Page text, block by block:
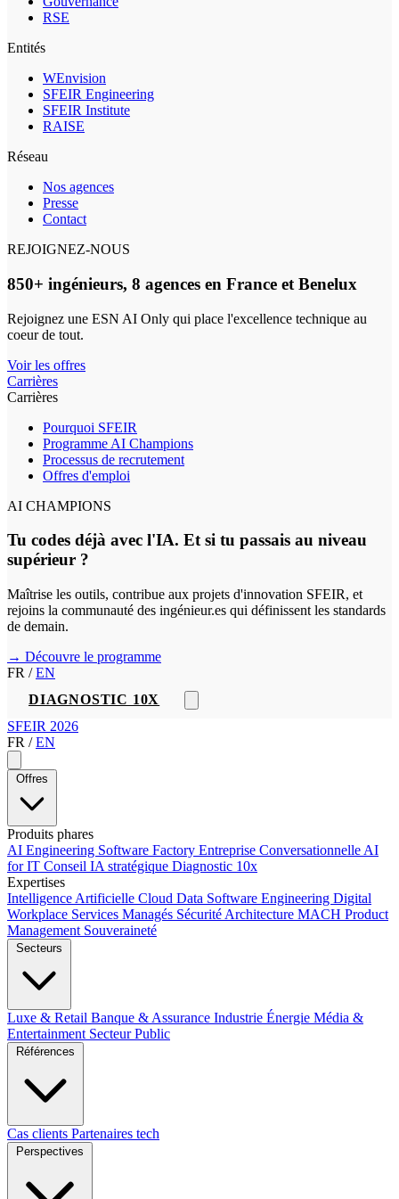
RSE
Entités
WEnvision
SFEIR Engineering
SFEIR Institute
RAISE
Réseau
Nos agences
Presse
Contact
REJOIGNEZ-NOUS
850+ ingénieurs, 8 agences en France et Benelux
Rejoignez une ESN AI Only qui place l'excellence technique au
coeur de tout.
Voir les offres
Carrières
Carrières
Pourquoi SFEIR
Programme AI Champions
Processus de recrutement
Offres d'emploi
AI CHAMPIONS
Tu codes déjà avec l'IA. Et si tu passais au niveau
supérieur ?
Maîtrise les outils, contribue aux projets d'innovation SFEIR, et
rejoins la communauté des ingénieur.es qui définissent les standards
de demain.
→ Découvre le programme
FR / EN
DIAGNOSTIC 10X
SFEIR 2026
FR / EN
Offres
Produits phares
AI Engineering Software Factory Entreprise Conversationnelle AI
for IT Conseil IA stratégique Diagnostic 10x
Expertises
Intelligence Artificielle Cloud Data Software Engineering Digital
Workplace Services Managés Sécurité Architecture MACH Product
Management Souveraineté
Secteurs
Luxe & Retail Banque & Assurance Industrie Énergie Média &
Entertainment Secteur Public
Références
Cas clients Partenaires tech
Perspectives